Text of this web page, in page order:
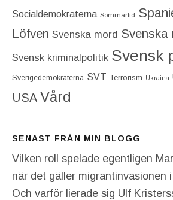
Socialdemokraterna Sommartid
Löfven Svenska mord Svenska
Svensk kriminalpolitik Svensk
Sverigedemokraterna SVT Terrorism Ukraina
USA Vård
SENAST FRÅN MIN BLOGG
Vilken roll spelade egentligen
när det gäller migrantinvasionen
Och varför lierade sig Ulf